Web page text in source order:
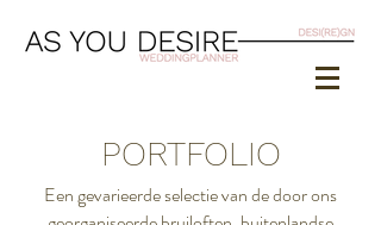
PORTFOLIO
Een gevarieerde selectie van de door ons